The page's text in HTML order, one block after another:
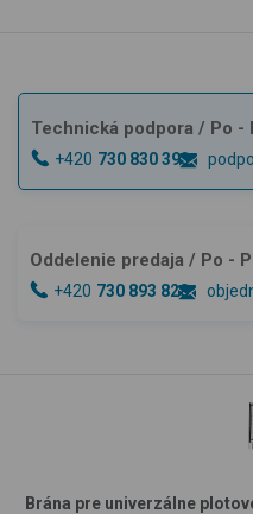
Technická podpora / Po -
+420 730 830 393
Oddelenie predaja / Po -
+420 730 893 828
Brána pre univerzálne